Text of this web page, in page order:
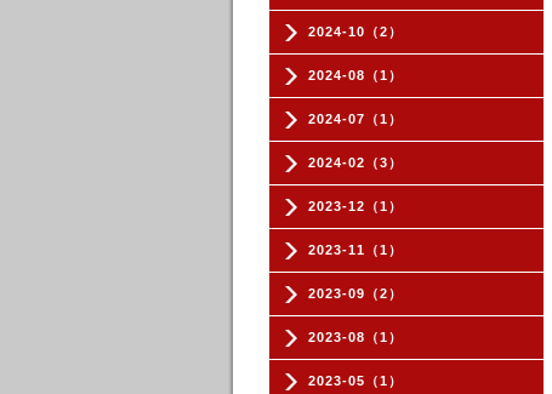
2024-10（2）
2024-08（1）
2024-07（1）
2024-02（3）
2023-12（1）
2023-11（1）
2023-09（2）
2023-08（1）
2023-05（1）